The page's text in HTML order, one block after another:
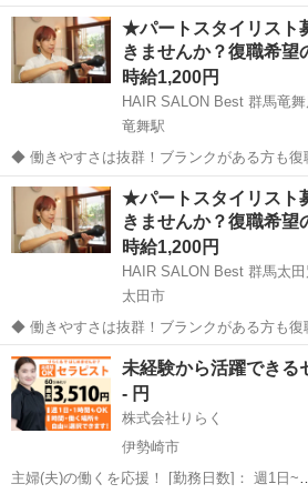
ませんか？ ◆ 美容師として定年の75歳まで安心して働ける環境を整
え、技術だけではなく、マネジメント業務など
容師としての人生設計をしっ...
群馬 藤岡市 美容師
★パートスタイリスト
きませんか？復職希
時給1,200円
竜舞駅
◆ 働きやすさは抜群！ブランクがある方も復職！ ◆ シフ
利くため、自分のライフスタイルに合わせ
る方も分かりやすいレッスンで技術に自信を
ューできます 働きやすさは抜群...
群馬 太田市 竜舞駅 美容師
★パートスタイリスト
きませんか？復職希
時給1,200円
太田市
◆ 働きやすさは抜群！ブランクがある方も復職！ ◆ シフ
利くため、自分のライフスタイルに合わせ
る方も分かりやすいレッスンで技術に自信を
ューできます 働きやすさは抜群...
群馬 太田市 美容師
未経験から活躍できる
- 円
株式会社りらく
伊勢崎市
主婦(夫)の働くを応援！ [勤務日数]： 週1日~